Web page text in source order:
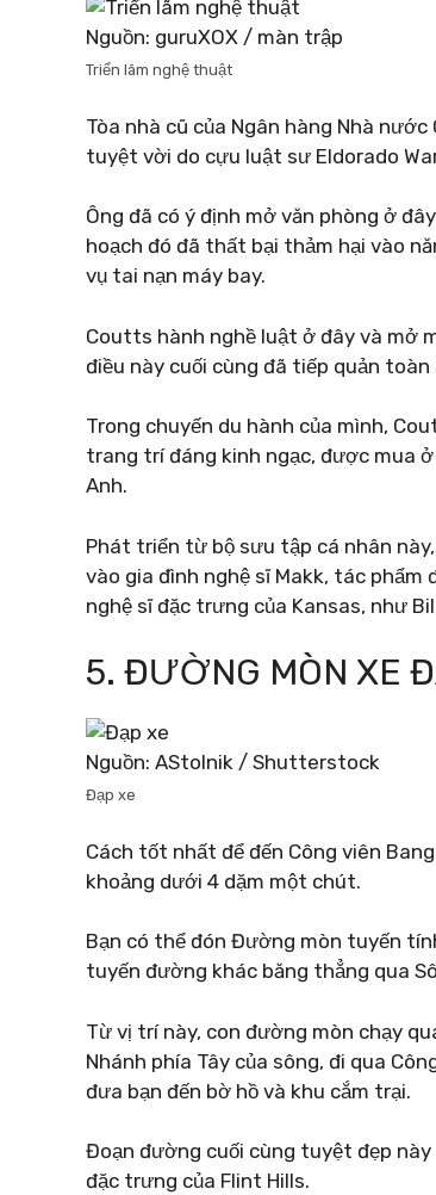
Nguồn: guruXOX / màn trập
Triển lãm nghệ thuật
Tòa nhà cũ của Ngân hàng Nhà
tuyệt vời do cựu luật sư Eldorado
Ông đã có ý định mở văn phòng ở
hoạch đó đã thất bại thảm hại vào
vụ tai nạn máy bay.
Coutts hành nghề luật ở đây và mở
điều này cuối cùng đã tiếp quản toàn
Trong chuyến du hành của mình,
trang trí đáng kinh ngạc, được mua ở
Anh.
Phát triển từ bộ sưu tập cá nhân
vào gia đình nghệ sĩ Makk, tác phẩm
nghệ sĩ đặc trưng của Kansas, như
5. ĐƯỜNG MÒN XE
Nguồn: AStolnik / Shutterstock
Đạp xe
Cách tốt nhất để đến Công viên
khoảng dưới 4 dặm một chút.
Bạn có thể đón Đường mòn tuyến
tuyến đường khác băng thẳng qua
Từ vị trí này, con đường mòn chạy
Nhánh phía Tây của sông, đi qua
đưa bạn đến bờ hồ và khu cắm trại.
Đoạn đường cuối cùng tuyệt đẹp
đặc trưng của Flint Hills.